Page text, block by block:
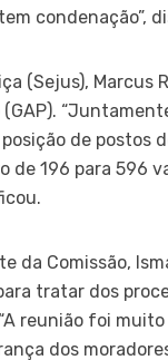
condenação”,
(Sejus), Marcus
de postos
de 196 para 596
da Comissão,
tratar dos
reunião foi
dos